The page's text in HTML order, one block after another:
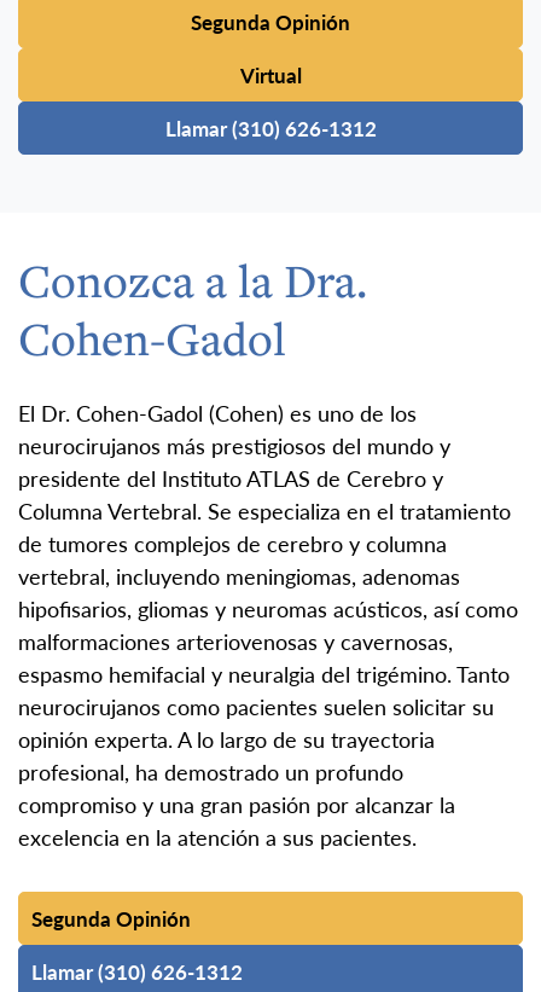
Segunda Opinión
Virtual
Llamar (310) 626-1312
Conozca a la Dra.
Cohen-Gadol
El Dr. Cohen-Gadol (Cohen) es uno de los
neurocirujanos más prestigiosos del mundo y
presidente del Instituto ATLAS de Cerebro y
Columna Vertebral. Se especializa en el tratamiento
de tumores complejos de cerebro y columna
vertebral, incluyendo meningiomas, adenomas
hipofisarios, gliomas y neuromas acústicos, así como
malformaciones arteriovenosas y cavernosas,
espasmo hemifacial y neuralgia del trigémino. Tanto
neurocirujanos como pacientes suelen solicitar su
opinión experta. A lo largo de su trayectoria
profesional, ha demostrado un profundo
compromiso y una gran pasión por alcanzar la
excelencia en la atención a sus pacientes.
Segunda Opinión
Llamar (310) 626-1312